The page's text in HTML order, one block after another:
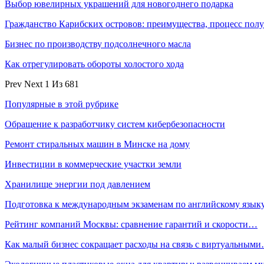
Выбор ювелирных украшений для новогоднего подарка
Гражданство Карибских островов: преимущества, процесс
Бизнес по производству подсолнечного масла
Как отрегулировать обороты холостого хода
Prev Next 1 Из 681
Популярные в этой рубрике
Обращение к разработчику систем кибербезопасности
Ремонт стиральных машин в Минске на дому
Инвестиции в коммерческие участки земли
Хранилище энергии под давлением
Подготовка к международным экзаменам по английскому
Рейтинг компаний Москвы: сравнение гарантий и скорости…
Как малый бизнес сокращает расходы на связь с